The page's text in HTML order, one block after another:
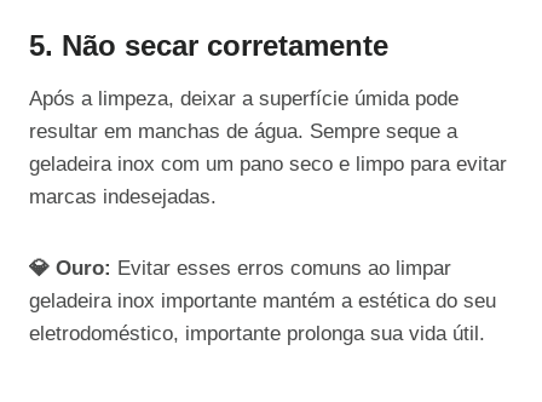
5. Não secar corretamente
Após a limpeza, deixar a superfície úmida pode
resultar em manchas de água. Sempre seque a
geladeira inox com um pano seco e limpo para evitar
marcas indesejadas.
💎 Ouro: Evitar esses erros comuns ao limpar
geladeira inox importante mantém a estética do seu
eletrodoméstico, importante prolonga sua vida útil.